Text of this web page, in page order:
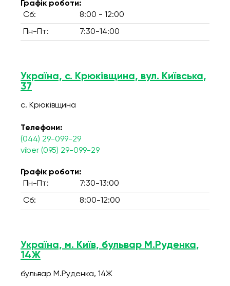
Графік роботи:
Сб:
8:00 - 12:00
Пн-Пт: 7:30-14:00
Україна, с. Крюківщина, вул. Київська,
37
с. Крюківщина
Телефони:
(044) 29-099-29
viber (095) 29-099-29
Графік роботи:
Пн-Пт:
7:30-13:00
Сб: 8:00-12:00
Україна, м. Київ, бульвар М.Руденка,
14Ж
бульвар М.Руденка, 14Ж